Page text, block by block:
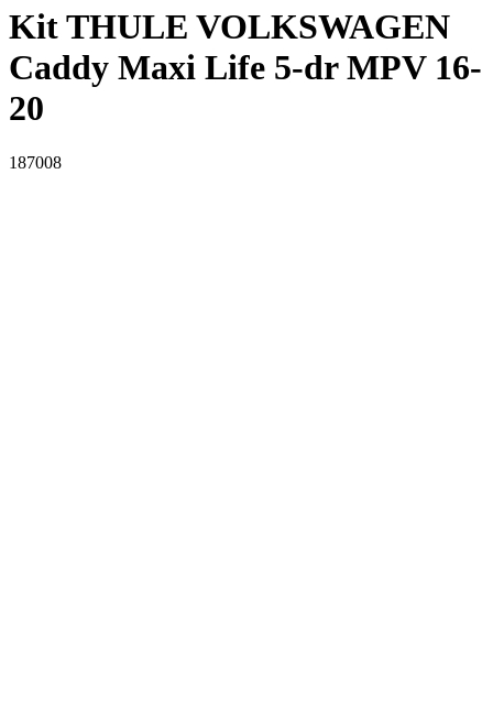
Kit THULE VOLKSWAGEN
Caddy Maxi Life 5-dr MPV 16-
20
187008